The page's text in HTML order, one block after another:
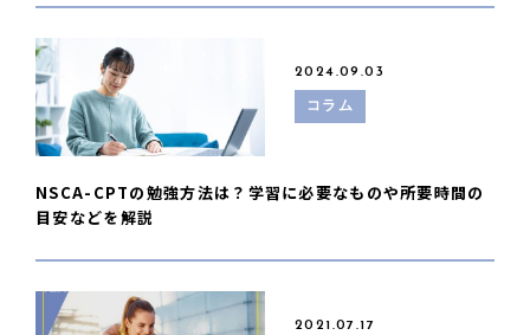
2024.09.03
コラム
NSCA-CPTの勉強方法は？学習に必要なものや所要時間の
目安などを解説
2021.07.17